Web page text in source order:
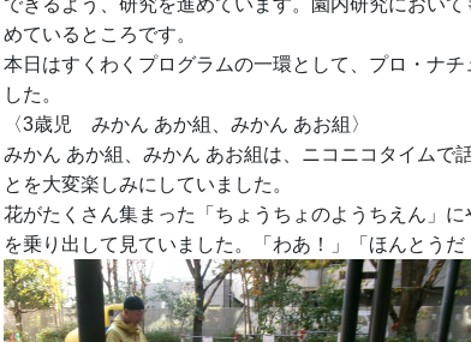
できるよう、研究を進めています。園内研究におい
めているところです。
本日はすくわくプログラムの一環として、プロ・ナ
した。
〈3歳児 みかん あか組、みかん あお組〉
みかん あか組、みかん あお組は、ニコニコタイムで
とを大変楽しみにしていました。
花がたくさん集まった「ちょうちょのようちえん」
を乗り出して見ていました。「わあ！」「ほんとうだ